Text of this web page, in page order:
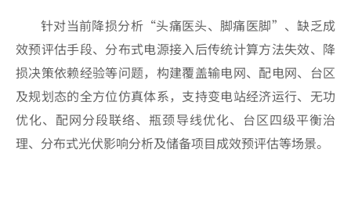
针对当前降损分析“头痛医头、脚痛医脚”、缺乏成
效预评估手段、分布式电源接入后传统计算方法失效、降
损决策依赖经验等问题，构建覆盖输电网、配电网、台区
及规划态的全方位仿真体系，支持变电站经济运行、无功
优化、配网分段联络、瓶颈导线优化、台区四级平衡治
理、分布式光伏影响分析及储备项目成效预评估等场景。